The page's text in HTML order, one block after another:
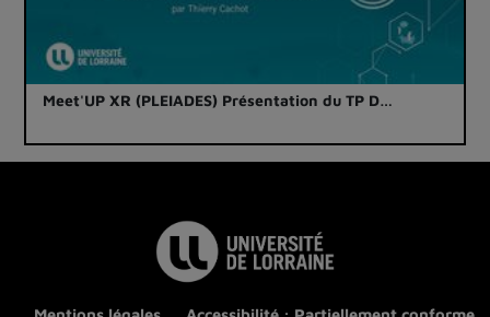
Meet'UP XR (PLEIADES) Présentation du TP D…